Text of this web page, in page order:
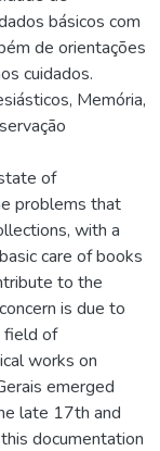
básicos com
de orientações
cuidados.
Memória,
of
problems that
with a
care of books
to the
is due to
field of
works on
emerged
late 17th and
documentation